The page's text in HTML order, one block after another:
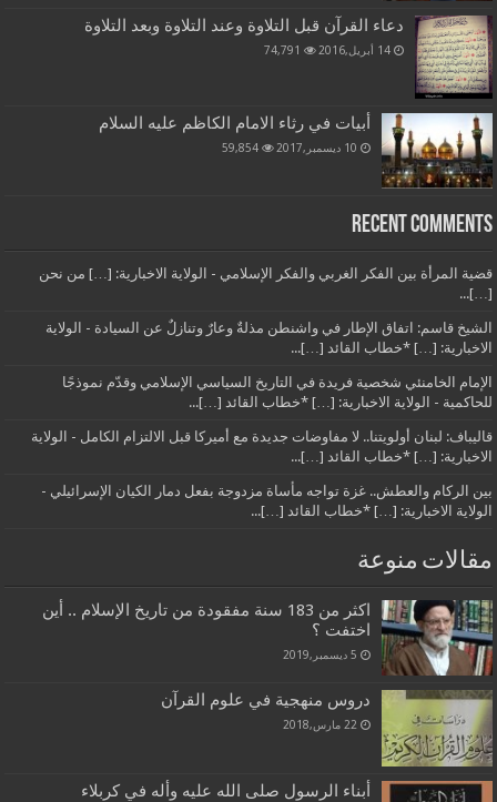
دعاء القرآن قبل التلاوة وعند التلاوة وبعد التلاوة
14 أبريل,2016 74,791
أبيات في رثاء الامام الكاظم عليه السلام
10 ديسمبر,2017 59,854
Recent Comments
قضية المرأة بين الفكر الغربي والفكر الإسلامي - الولاية الاخبارية: […] من نحن
[…]...
الشيخ قاسم: اتفاق الإطار في واشنطن مذلةٌ وعارٌ وتنازلٌ عن السيادة - الولاية
الاخبارية: […] *خطاب القائد […]...
الإمام الخامنئي شخصية فريدة في التاريخ السياسي الإسلامي وقدّم نموذجًا
للحاكمية - الولاية الاخبارية: […] *خطاب القائد […]...
قاليباف: لبنان أولويتنا.. لا مفاوضات جديدة مع أميركا قبل الالتزام الكامل - الولاية
الاخبارية: […] *خطاب القائد […]...
بين الركام والعطش.. غزة تواجه مأساة مزدوجة بفعل دمار الكيان الإسرائيلي -
الولاية الاخبارية: […] *خطاب القائد […]...
مقالات منوعة
اكثر من 183 سنة مفقودة من تاريخ الإسلام .. أين
اختفت ؟
5 ديسمبر,2019
دروس منهجية في علوم القرآن
22 مارس,2018
أبناء الرسول صلى الله عليه وأله في كربلاء